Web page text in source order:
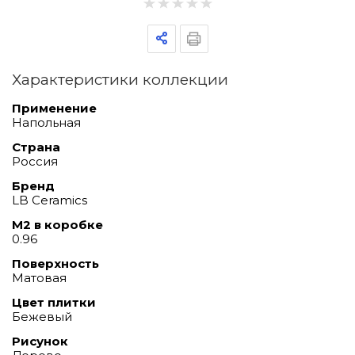
Характеристики коллекции
Применение
Напольная
Страна
Россия
Бренд
LB Ceramics
М2 в коробке
0.96
Поверхность
Матовая
Цвет плитки
Бежевый
Рисунок